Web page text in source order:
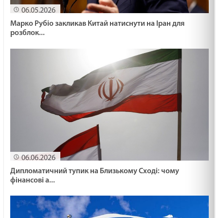
06.05.2026
Марко Рубіо закликав Китай натиснути на Іран для
розблок...
06.06.2026
Дипломатичний тупик на Близькому Сході: чому
фінансові а...